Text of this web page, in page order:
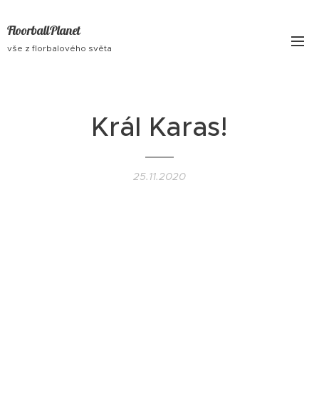
FloorballPlanet
vše z florbalového světa
Král Karas!
25.11.2020